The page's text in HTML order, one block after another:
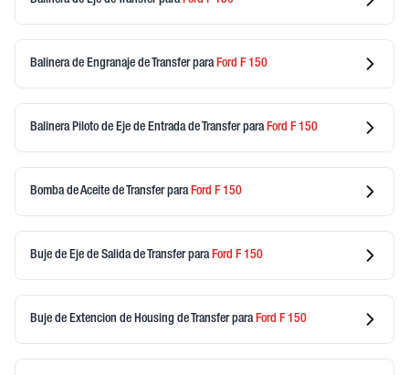
Balinera de Engranaje de Transferpara Ford F 150
Balinera Piloto de Eje de Entrada de Transferpara Ford F 150
Bomba de Aceite de Transferpara Ford F 150
Buje de Eje de Salida de Transferpara Ford F 150
Buje de Extencion de Housing de Transferpara Ford F 150